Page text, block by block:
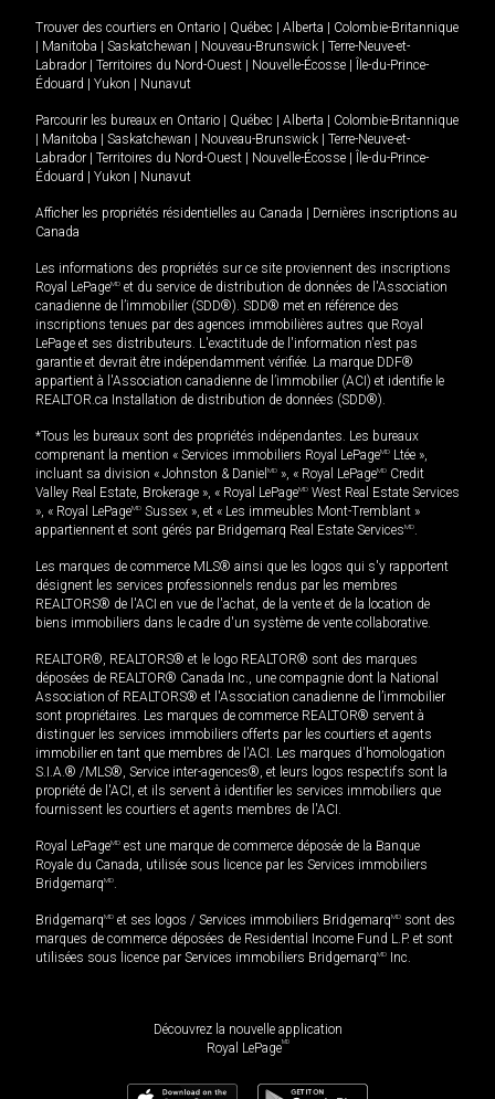
Trouver des courtiers en Ontario | Québec | Alberta | Colombie-Britannique
| Manitoba | Saskatchewan | Nouveau-Brunswick | Terre-Neuve-et-
Labrador | Territoires du Nord-Ouest | Nouvelle-Écosse | Île-du-Prince-
Édouard | Yukon | Nunavut
Parcourir les bureaux en Ontario | Québec | Alberta | Colombie-Britannique
| Manitoba | Saskatchewan | Nouveau-Brunswick | Terre-Neuve-et-
Labrador | Territoires du Nord-Ouest | Nouvelle-Écosse | Île-du-Prince-
Édouard | Yukon | Nunavut
Afficher les propriétés résidentielles au Canada | Dernières inscriptions au
Canada
Les informations des propriétés sur ce site proviennent des inscriptions
Royal LePageMD et du service de distribution de données de l'Association
canadienne de l’immobilier (SDD®). SDD® met en référence des
inscriptions tenues par des agences immobilières autres que Royal
LePage et ses distributeurs. L'exactitude de l'information n'est pas
garantie et devrait être indépendamment vérifiée. La marque DDF®
appartient à l'Association canadienne de l’immobilier (ACI) et identifie le
REALTOR.ca Installation de distribution de données (SDD®).
*Tous les bureaux sont des propriétés indépendantes. Les bureaux
comprenant la mention « Services immobiliers Royal LePageMD Ltée »,
incluant sa division « Johnston & Daniel MD », « Royal LePageMD Credit
Valley Real Estate, Brokerage », « Royal LePageMD West Real Estate Services
», « Royal LePageMD Sussex », et « Les immeubles Mont-Tremblant »
appartiennent et sont gérés par Bridgemarq Real Estate ServicesMD
Les marques de commerce MLS® ainsi que les logos qui s'y rapportent
désignent les services professionnels rendus par les membres
REALTORS® de l'ACI en vue de l'achat, de la vente et de la location de
biens immobiliers dans le cadre d'un système de vente collaborative.
REALTOR®, REALTORS® et le logo REALTOR® sont des marques
déposées de REALTOR® Canada Inc., une compagnie dont la National
Association of REALTORS® et l'Association canadienne de l’immobilier
sont propriétaires. Les marques de commerce REALTOR® servent à
distinguer les services immobiliers offerts par les courtiers et agents
immobilier en tant que membres de l'ACI. Les marques d'homologation
S.I.A.® /MLS®, Service inter-agences®, et leurs logos respectifs sont la
propriété de l'ACI, et ils servent à identifier les services immobiliers que
fournissent les courtiers et agents membres de l'ACI.
Royal LePageMD est une marque de commerce déposée de la Banque
Royale du Canada, utilisée sous licence par les Services immobiliers
BridgemarqMD
BridgemarqMD et ses logos / Services immobiliers BridgemarqMD sont des
marques de commerce déposées de Residential Income Fund L.P. et sont
utilisées sous licence par Services immobiliers BridgemarqMD Inc.
Découvrez la nouvelle application
Royal LePageMD